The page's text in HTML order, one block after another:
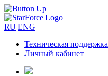
RU ENG
Техническая поддержка
Личный кабинет